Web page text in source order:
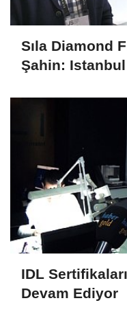
Sıla Diamond
Şahin:
IDL
Devam Ediyor